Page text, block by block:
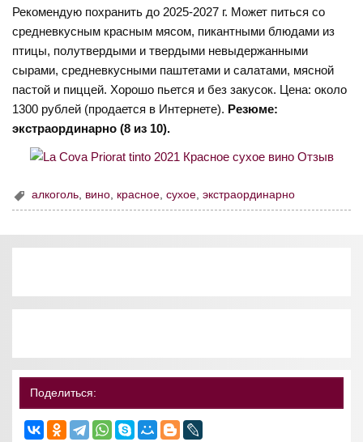
Рекомендую похранить до 2025-2027 г. Может питься со
средневкусным красным мясом, пикантными блюдами из
птицы, полутвердыми и твердыми невыдержанными
сырами, средневкусными паштетами и салатами, мясной
пастой и пиццей. Хорошо пьется и без закусок. Цена: около
1300 рублей (продается в Интернете). Резюме:
экстраординарно (8 из 10).
алкоголь, вино, красное,сухое,экстраординарно
Поделиться: